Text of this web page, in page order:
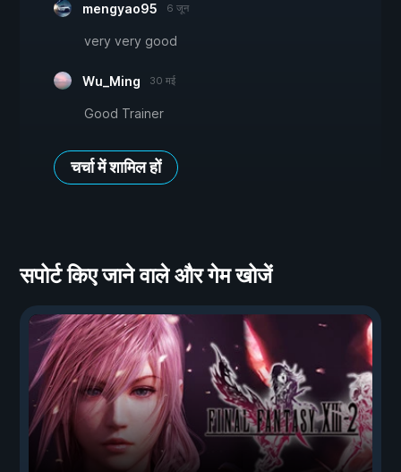
mengyao95 6 जून
very very good
Wu_Ming 30 मई
Good Trainer
चर्चा में शामिल हों
सपोर्ट किए जाने वाले और गेम खोजें